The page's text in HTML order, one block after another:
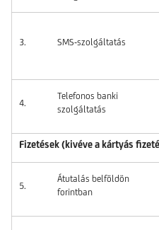
3. SMS-szolgáltatás
4.
Telefonos banki
szolgáltatás
Fizetések (kivéve a kártyás
5.
Átutalás belföldön
forintban